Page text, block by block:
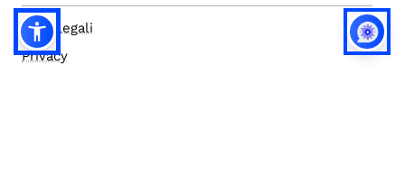
Note legali
Privacy